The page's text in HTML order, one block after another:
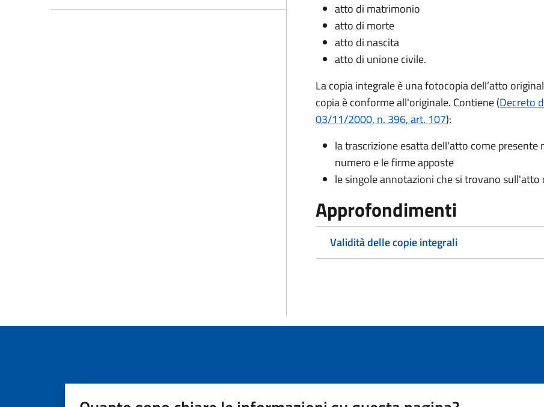
atto di matrimonio
atto di morte
atto di nascita
atto di unione civile.
La copia integrale è una fotocopia dell’atto
copia è conforme all'originale. Contiene (Decreto
03/11/2000, n. 396, art. 107):
la trascrizione esatta dell'atto come presente
numero e le firme apposte
le singole annotazioni che si trovano sull'atto
Approfondimenti
Validità delle copie integrali